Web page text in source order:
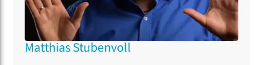
Matthias Stubenvoll